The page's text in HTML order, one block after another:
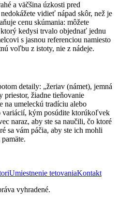
a väčšina úzkosti pred
vidieť nápad skôr, než je
cenu skúmania: môžete
kedysi trvalo objednať jednu
s jasnou referenciou namiesto
voľbu z istoty, nie z nádeje.
detaily: „žeriav (námet), jemná
priestor, žiadne tieňovanie
na umeleckú tradíciu alebo
kým posúdite ktorúkoľvek
naraz, aby ste sa naučili, čo ktoré
sa vám páčia, aby ste ich mohli
Umiestnenie tetovaniaKontakt
vyhradené.